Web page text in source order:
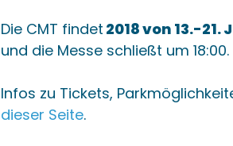
Die CMT findet 2018 von 13.-21.
und die Messe schließt um 18:00.
Infos zu Tickets,
dieser Seite.